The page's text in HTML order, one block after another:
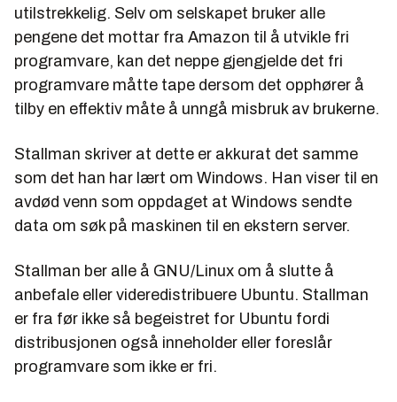
utilstrekkelig. Selv om selskapet bruker alle
pengene det mottar fra Amazon til å utvikle fri
programvare, kan det neppe gjengjelde det fri
programvare måtte tape dersom det opphører å
tilby en effektiv måte å unngå misbruk av brukerne.
Stallman skriver at dette er akkurat det samme
som det han har lært om Windows. Han viser til en
avdød venn som oppdaget at Windows sendte
data om søk på maskinen til en ekstern server.
Stallman ber alle å GNU/Linux om å slutte å
anbefale eller videredistribuere Ubuntu. Stallman
er fra før ikke så begeistret for Ubuntu fordi
distribusjonen også inneholder eller foreslår
programvare som ikke er fri.